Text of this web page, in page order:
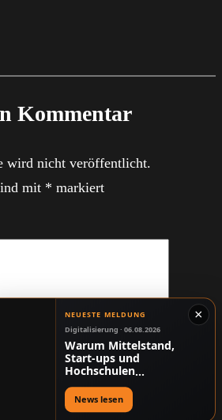
Kommentar
wird nicht veröffentlicht.
mit * markiert
×
NEUESTE MELDUNG
Digitalisierung · 06.08.2026
Warum Mittelstand,
Start-ups und
Hochschulen
gemeinsam schneller
neue Lösungen
entwickeln können
News lesen